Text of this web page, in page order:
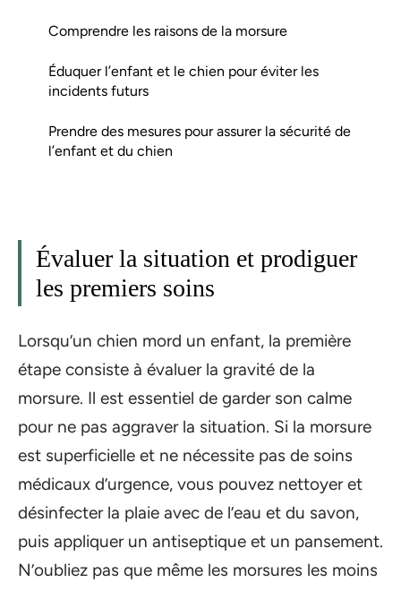
Comprendre les raisons de la morsure
Éduquer l’enfant et le chien pour éviter les
incidents futurs
Prendre des mesures pour assurer la sécurité de
l’enfant et du chien
Évaluer la situation et prodiguer
les premiers soins
Lorsqu’un chien mord un enfant, la première
étape consiste à évaluer la gravité de la
morsure. Il est essentiel de garder son calme
pour ne pas aggraver la situation. Si la morsure
est superficielle et ne nécessite pas de soins
médicaux d’urgence, vous pouvez nettoyer et
désinfecter la plaie avec de l’eau et du savon,
puis appliquer un antiseptique et un pansement.
N’oubliez pas que même les morsures les moins